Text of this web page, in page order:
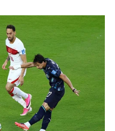
у свою кімнату та
тісно було двом жити.
а на кухні сидить
приїхав до Києва з
але трохи поживемо